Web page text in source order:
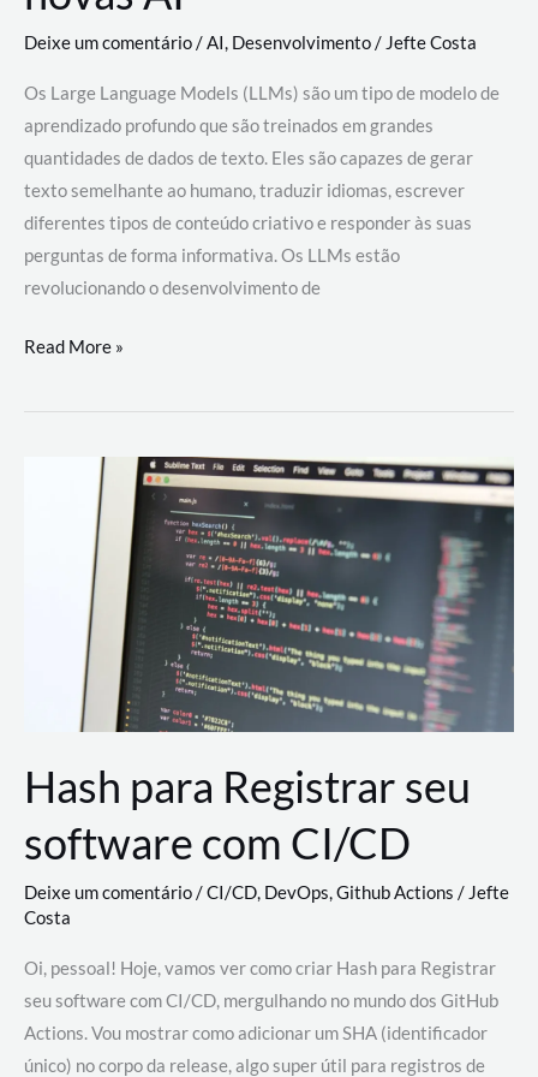
Deixe um comentário/AI, Desenvolvimento/ Jefte Costa
Os Large Language Models (LLMs) são um tipo de modelo de
aprendizado profundo que são treinados em grandes
quantidades de dados de texto. Eles são capazes de gerar
texto semelhante ao humano, traduzir idiomas, escrever
diferentes tipos de conteúdo criativo e responder às suas
perguntas de forma informativa. Os LLMs estão
revolucionando o desenvolvimento de
Large
Models
revolucionando
desenvolvimento
Read More »
Hash para Registrar seu
software com CI/CD
Deixe um comentário/CI/CD, DevOps,Github Actions /Jefte
Costa
Oi, pessoal! Hoje, vamos ver como criar Hash para Registrar
seu software com CI/CD, mergulhando no mundo dos GitHub
Actions. Vou mostrar como adicionar um SHA (identificador
único) no corpo da release, algo super útil para registros de